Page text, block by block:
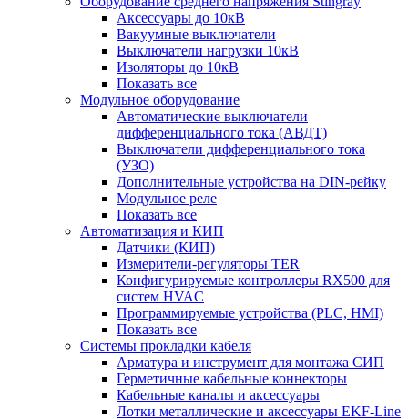
Аксессуары до 10кВ
Вакуумные выключатели
Выключатели нагрузки 10кВ
Изоляторы до 10кВ
Показать все
Модульное оборудование
Автоматические выключатели
дифференциального тока (АВДТ)
Выключатели дифференциального тока
(УЗО)
Дополнительные устройства на DIN-рейку
Модульное реле
Показать все
Автоматизация и КИП
Датчики (КИП)
Измерители-регуляторы TER
Конфигурируемые контроллеры RX500 для
систем HVAC
Программируемые устройства (PLC, HMI)
Показать все
Системы прокладки кабеля
Арматура и инструмент для монтажа СИП
Герметичные кабельные коннекторы
Кабельные каналы и аксессуары
Лотки металлические и аксессуары EKF-Line